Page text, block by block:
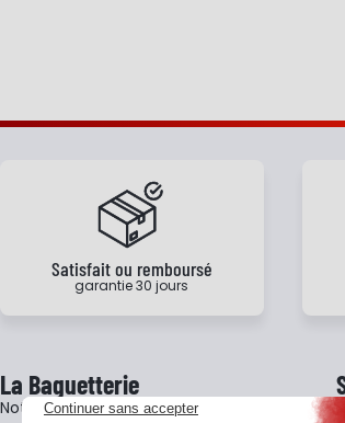
Satisfait ou remboursé
garantie 30 jours
La Baguetterie
Notre histoire